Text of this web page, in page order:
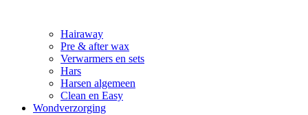
Hairaway
Pre & after wax
Verwarmers en sets
Hars
Harsen algemeen
Clean en Easy
Wondverzorging